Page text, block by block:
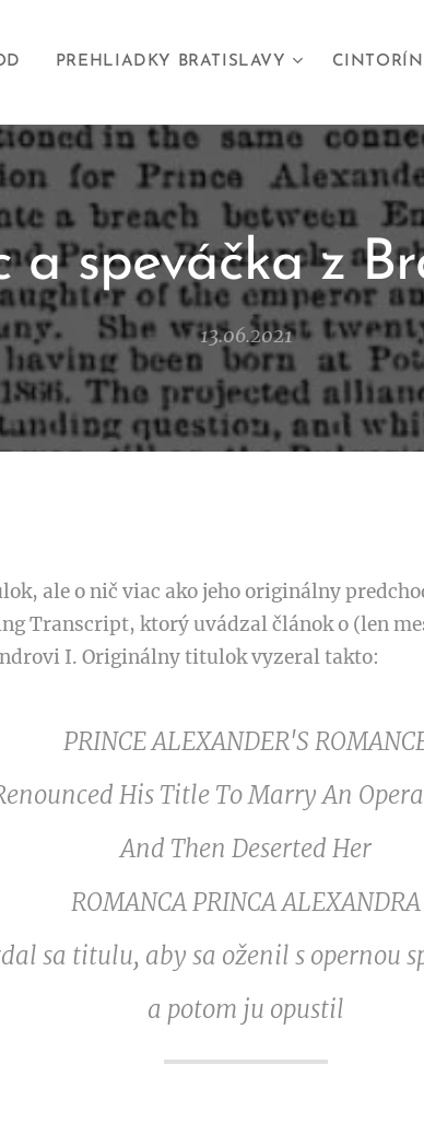
PREHLIADKY BRATISLAVY
a speváčka z
13.06.2021
ale o nič viac ako jeho originálny
Transcript, ktorý uvádzal článok o (len
I. Originálny titulok vyzeral takto:
PRINCE ALEXANDER'S
His Title To Marry An
And Then Deserted Her
ROMANCA PRINCA ALEXANDRA
sa titulu, aby sa oženil s opernou
a potom ju opustil